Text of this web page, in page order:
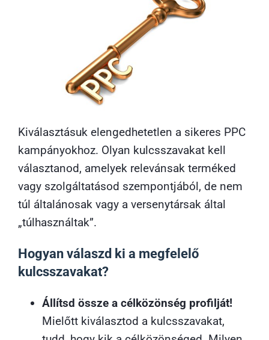
Kiválasztásuk elengedhetetlen a sikeres PPC
kampányokhoz. Olyan kulcsszavakat kell
választanod, amelyek relevánsak terméked
vagy szolgáltatásod szempontjából, de nem
túl általánosak vagy a versenytársak által
„túlhasználtak”.
Hogyan válaszd ki a megfelelő
kulcsszavakat?
Állítsd össze a célközönség profilját!
Mielőtt kiválasztod a kulcsszavakat,